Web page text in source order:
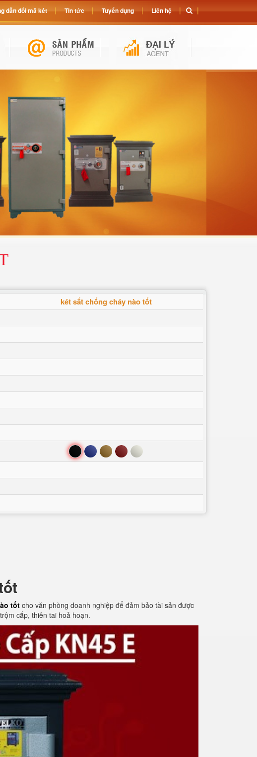
két sắt chống cháy nào tốt
Đen Xanh Nâu Đỏ Trắng
tốtcho văn phòng doanh nghiệp để đảm bảo tài sản được
cắp, thiên tai hoả hoạn.
dẫn đổi mã két Tin tức Tuyển dụng Liên hệ